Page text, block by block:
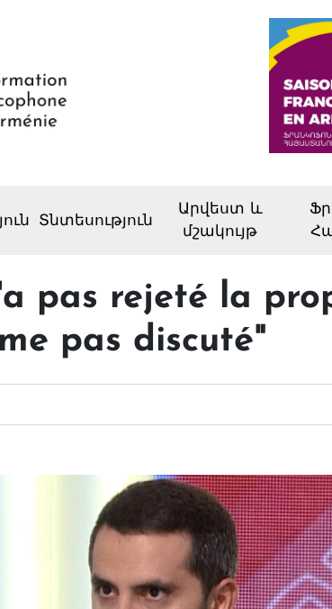
Տնտեսություն
Արվեստ և
մշակույթ
pas rejeté la
pas discuté"